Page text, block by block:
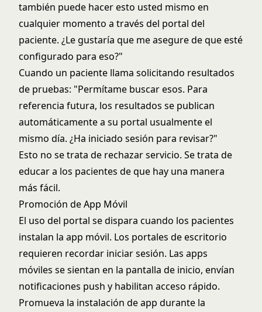
también puede hacer esto usted mismo en
cualquier momento a través del portal del
paciente. ¿Le gustaría que me asegure de que esté
configurado para eso?"
Cuando un paciente llama solicitando resultados
de pruebas: "Permítame buscar esos. Para
referencia futura, los resultados se publican
automáticamente a su portal usualmente el
mismo día. ¿Ha iniciado sesión para revisar?"
Esto no se trata de rechazar servicio. Se trata de
educar a los pacientes de que hay una manera
más fácil.
Promoción de App Móvil
El uso del portal se dispara cuando los pacientes
instalan la app móvil. Los portales de escritorio
requieren recordar iniciar sesión. Las apps
móviles se sientan en la pantalla de inicio, envían
notificaciones push y habilitan acceso rápido.
Promueva la instalación de app durante la